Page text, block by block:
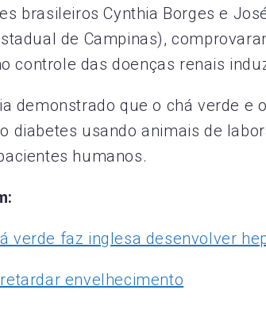
brasileiros Cynthia Borges e
de Campinas),
controle das doenças renais
demonstrado que o chá verde e
diabetes usando animais de
humanos.
verde faz inglesa desenvolver
envelhecimento